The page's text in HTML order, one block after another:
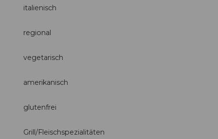
italienisch
regional
vegetarisch
amerikanisch
glutenfrei
Grill/Fleischspezialitäten